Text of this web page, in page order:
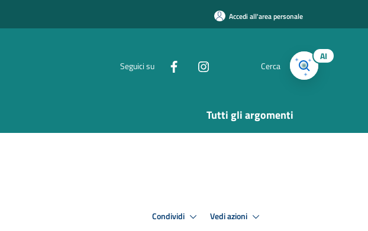
Accedi all'area personale
Seguici su Cerca
AI
Tutti gli argomenti
Condividi Vedi azioni